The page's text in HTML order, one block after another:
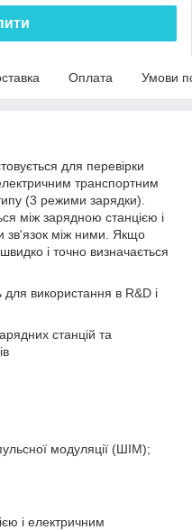
Оплата Умови
для перевірки
транспортним
(3 режими зарядки).
між зарядною станцією і
зв'язок між ними. Якщо
і точно визначається
для використання в R&D і
станцій та
модуляції (ШІМ);
і електричним